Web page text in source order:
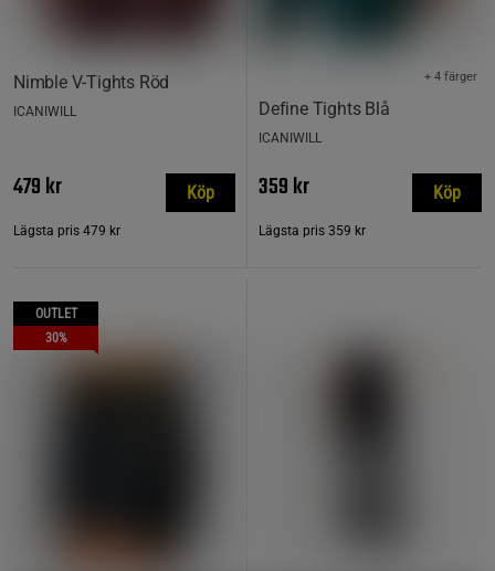
Nimble V-Tights Röd
ICANIWILL
479 kr
Lägsta pris 479 kr
Köp
Define Tights Blå
+ 4 färger
ICANIWILL
359 kr
Lägsta pris 359 kr
Köp
OUTLET
30%